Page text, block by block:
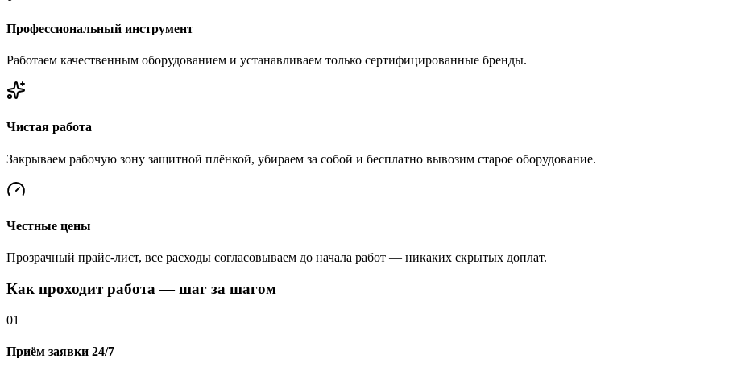
Профессиональный инструмент
Работаем качественным оборудованием и устанавливаем только сертифицированные бренды.
Чистая работа
Закрываем рабочую зону защитной плёнкой, убираем за собой и бесплатно вывозим старое оборудование.
Честные цены
Прозрачный прайс-лист, все расходы согласовываем до начала работ — никаких скрытых доплат.
Как проходит работа — шаг за шагом
01
Приём заявки 24/7